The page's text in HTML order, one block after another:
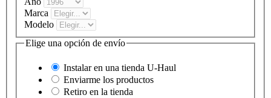
Marca
Modelo
Elige una opción de envío
Instalar en una tienda U-Haul
Enviarme los productos
Retiro en la tienda